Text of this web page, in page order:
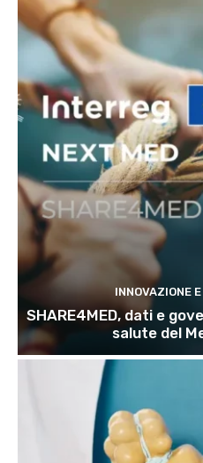
INNOVAZIONE
SHARE4MED, dati e
salute del